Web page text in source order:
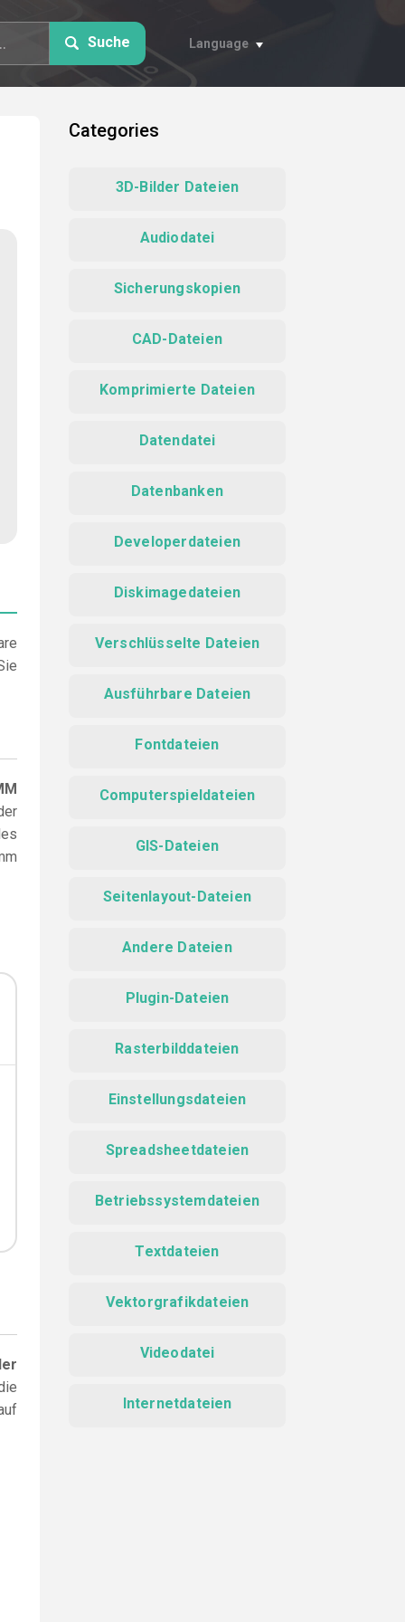
Suche Language
Categories
3D-Bilder Dateien
Audiodatei
Sicherungskopien
CAD-Dateien
Komprimierte Dateien
Datendatei
Datenbanken
Developerdateien
Diskimagedateien
Verschlüsselte Dateien
Ausführbare Dateien
Fontdateien
Computerspieldateien
GIS-Dateien
Seitenlayout-Dateien
Andere Dateien
Plugin-Dateien
Rasterbilddateien
Einstellungsdateien
Spreadsheetdateien
Betriebssystemdateien
Textdateien
Vektorgrafikdateien
Videodatei
Internetdateien